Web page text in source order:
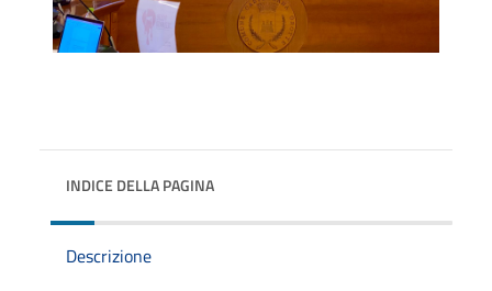
INDICE DELLA PAGINA
Descrizione